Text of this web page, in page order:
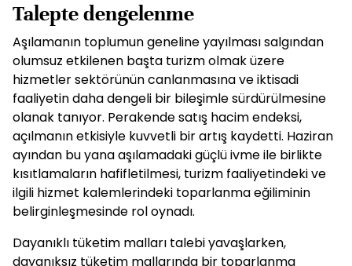
Talepte dengelenme
Aşılamanın toplumun geneline yayılması salgından
olumsuz etkilenen başta turizm olmak üzere
hizmetler sektörünün canlanmasına ve iktisadi
faaliyetin daha dengeli bir bileşimle sürdürülmesine
olanak tanıyor. Perakende satış hacim endeksi,
açılmanın etkisiyle kuvvetli bir artış kaydetti. Haziran
ayından bu yana aşılamadaki güçlü ivme ile birlikte
kısıtlamaların hafifletilmesi, turizm faaliyetindeki ve
ilgili hizmet kalemlerindeki toparlanma eğiliminin
belirginleşmesinde rol oynadı.
Dayanıklı tüketim malları talebi yavaşlarken,
dayanıksız tüketim mallarında bir toparlanma